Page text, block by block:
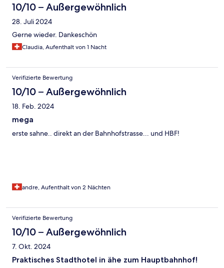
10/10 – Außergewöhnlich
28. Juli 2024
Gerne wieder. Dankeschön
Claudia, Aufenthalt von 1 Nacht
Verifizierte Bewertung
10/10 – Außergewöhnlich
18. Feb. 2024
mega
erste sahne.. direkt an der Bahnhofstrasse... und HBF!
andre, Aufenthalt von 2 Nächten
Verifizierte Bewertung
10/10 – Außergewöhnlich
7. Okt. 2024
Praktisches Stadthotel in ähe zum Hauptbahnhof!